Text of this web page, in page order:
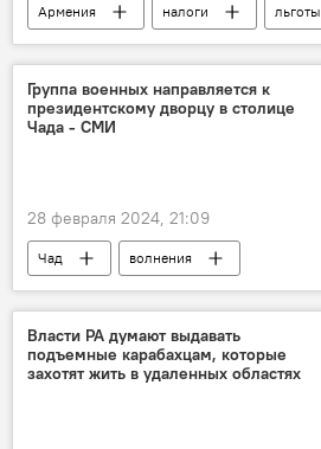
Армения налоги
льготы
декларация
Группа военных направляется к
президентскому дворцу в столице
Чада - СМИ
28 февраля 2024, 21:09
Чад
волнения
президентские выборы
Власти РА думают выдавать
подъемные карабахцам, которые
захотят жить в удаленных областях